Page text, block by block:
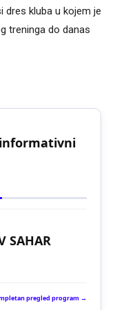
kluba u kojem je
treninga do danas
informativni
SAHAR
pregled program →